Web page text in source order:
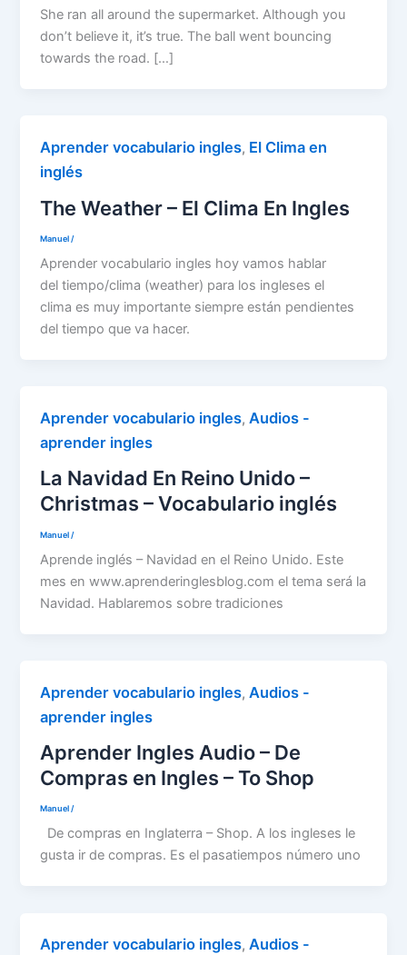
She ran all around the supermarket. Although you
don’t believe it, it’s true. The ball went bouncing
towards the road. […]
Aprender vocabulario ingles, El Clima en
inglés
The Weather – El Clima En Ingles
Manuel/
Aprender vocabulario ingles hoy vamos hablar
del tiempo/clima (weather) para los ingleses el
clima es muy importante siempre están pendientes
del tiempo que va hacer.
Aprender vocabulario ingles,Audios -
aprender ingles
La Navidad En Reino Unido –
Christmas – Vocabulario inglés
Manuel/
Aprende inglés – Navidad en el Reino Unido. Este
mes en www.aprenderinglesblog.com el tema será la
Navidad. Hablaremos sobre tradiciones
Aprender vocabulario ingles,Audios -
aprender ingles
Aprender Ingles Audio – De
Compras en Ingles – To Shop
Manuel/
De compras en Inglaterra – Shop. A los ingleses le
gusta ir de compras. Es el pasatiempos número uno
Aprender vocabulario ingles,Audios -